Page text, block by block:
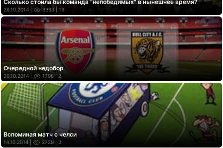
Сколько стоила бы команда "непобедимых" в нынешнее время?
26.10.2014 | 3393 | 19
Очередной недобор
20.10.2014 | 1798 | 2
Вспоминая матч с челси
14.10.2014 | 2729 | 3